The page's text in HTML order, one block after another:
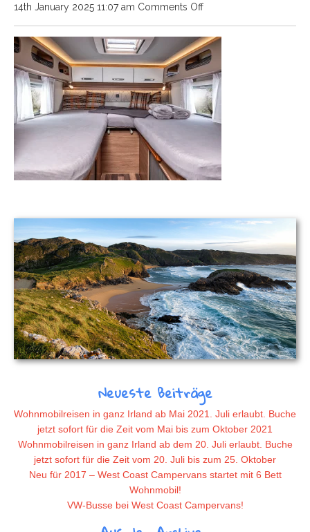
14th January 2025 11:07 am Comments Offon
2
berth
luxury
low
profile
bed
jan
Neueste Beiträge
Wohnmobilreisen in ganz Irland ab Mai 2021. Juli erlaubt. Buche
jetzt sofort für die Zeit vom Mai bis zum Oktober 2021
Wohnmobilreisen in ganz Irland ab dem 20. Juli erlaubt. Buche
jetzt sofort für die Zeit vom 20. Juli bis zum 25. Oktober
Neu für 2017 – West Coast Campervans startet mit 6 Bett
Wohnmobil!
VW-Busse bei West Coast Campervans!